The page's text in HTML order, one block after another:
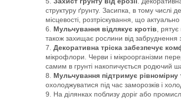
структуру ґрунту. Засипка, в тому числі
місцевості, розтріскування, що
Мульчування відлякує кротів ,
також захищає рослини від
Декоративна тріска забезпечує
мікрофлори. Черви і мікроорганізми
самим в грунті накопичується родючий
Мульчування підтримує рівномірну
охолоджуватися під час заморозків і
На ділянках поблизу доріг або